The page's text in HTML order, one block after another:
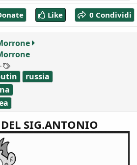
Like 0 Condividi
a
g
s
russia
SIG.ANTONIO